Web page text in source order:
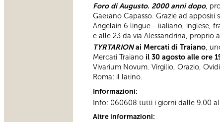
Foro di Augusto. 2000 anni dopo,
Gaetano Capasso. Grazie ad
Angelain 6 lingue - italiano, inglese,
e alle 23 da via Alessandrina, proprio
TYRTARIONai Mercati di Traiano,
Mercati Traiano il 30 agosto alle ore
Vivarium Novum. Virgilio, Orazio,
Roma: il latino.
Informazioni:
Info: 060608 tutti i giorni dalle 9.00
Altre informazioni: